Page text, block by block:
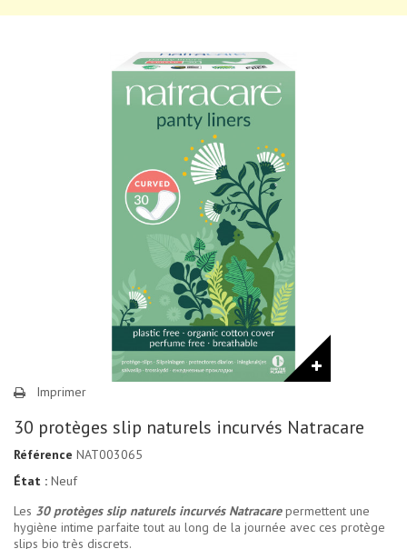
Imprimer
30 protèges slip naturels incurvés Natracare
Référence NAT003065
État : Neuf
Les 30 protèges slip naturels incurvés Natracarepermettent une
hygiène intime parfaite tout au long de la journée avec ces protège
slips bio très discrets.